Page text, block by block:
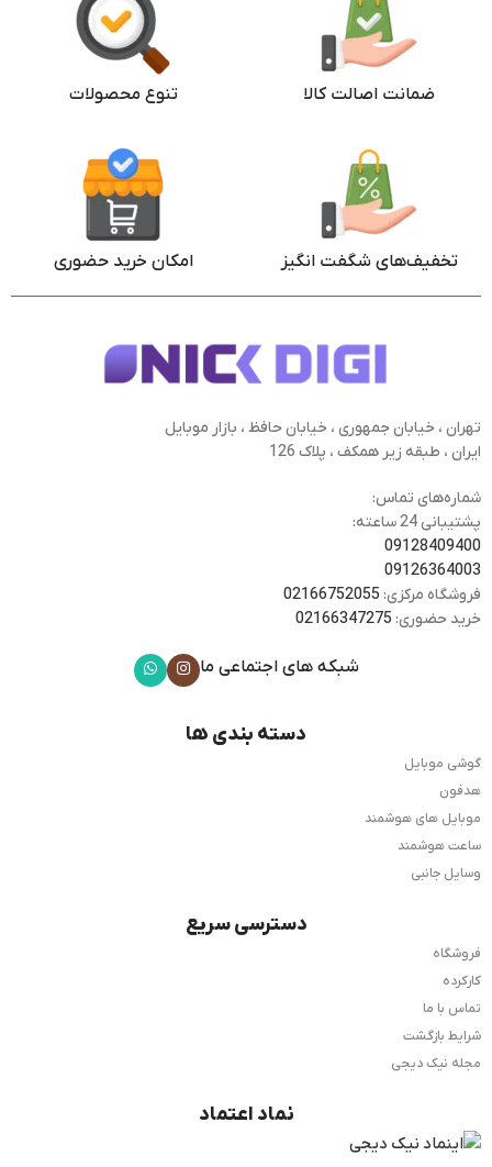
ضمانت اصالت کالا تنوع محصولات
تخفیف‌های شگفت انگیز امکان خرید حضوری
تهران ، خیابان جمهوری ، خیابان حافظ ، بازار موبایل
ایران ، طبقه زیر همکف ، پلاک 126
شماره‌های تماس:
پشتیبانی 24 ساعته:
09128409400
09126364003
فروشگاه مرکزی: 02166752055
خرید حضوری: 02166347275
شبکه های اجتماعی ما
دسته بندی ها
گوشی موبایل
هدفون
موبایل های هوشمند
ساعت هوشمند
وسایل جانبی
دسترسی سریع
فروشگاه
کارکرده
تماس با ما
شرایط بازگشت
مجله نیک دیجی
نماد اعتماد